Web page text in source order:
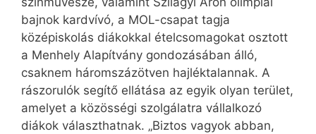
bajnok kardvívó, a MOL-csapat tagja
középiskolás diákokkal ételcsomagokat osztott
a Menhely Alapítvány gondozásában álló,
csaknem háromszázötven hajléktalannak. A
rászorulók segítő ellátása az egyik olyan terület,
amelyet a közösségi szolgálatra vállalkozó
diákok választhatnak. „Biztos vagyok abban,